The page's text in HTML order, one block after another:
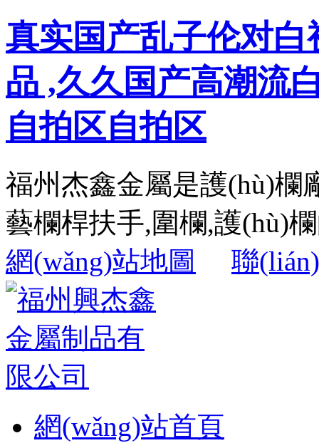
真实国产乱子伦对
品 ,久久国产高潮流
自拍区自拍区
福州杰鑫金屬是護(hù)欄
藝欄桿扶手,圍欄,護(hù)
網(wǎng)站地圖
聯
網(wǎng)站首頁